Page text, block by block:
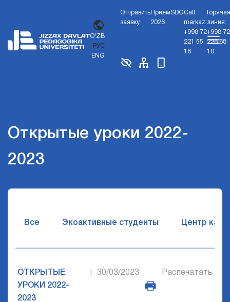
O'ZB
РУС
ENG
Отправить
заявку
Прием
2026
SDGCall
markaz:
+998 72
221 55
16
Горячая
линия:
+998 72
226 68
10
Открытые уроки 2022-
2023
Все Экоактивные студенты Центр
ОТКРЫТЫЕ
УРОКИ 2022-
2023
30/03/2023 Распечатать